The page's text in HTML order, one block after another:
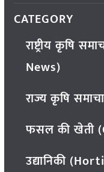
CATEGORY
राष्ट्रीय कृषि
News)
राज्य कृषि
फसल की खेती
उद्यानिकी